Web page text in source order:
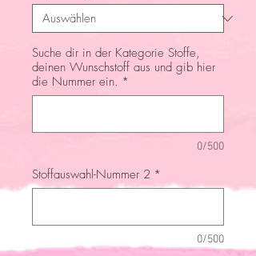
Suche dir in der Kategorie Stoffe,
deinen Wunschstoff aus und gib hier
die Nummer ein. *
0/500
Stoffauswahl-Nummer 2 *
0/500